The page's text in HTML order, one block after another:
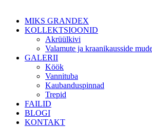
MIKS GRANDEX
KOLLEKTSIOONID
Akrüülkivi
Valamute ja kraanikausside
GALERII
Köök
Vannituba
Kaubanduspinnad
Trepid
FAILID
BLOGI
KONTAKT